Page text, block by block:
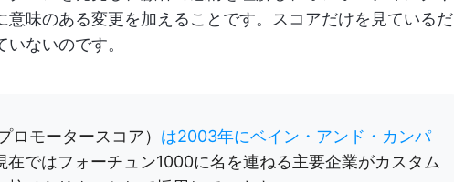
意味のある変更を加えることです。スコアだけを見ているだ
ないのです。
ロモータースコア） は2003年にベイン・アンド・カンパ
在ではフォーチュン1000に名を連ねる主要企業がカスタム